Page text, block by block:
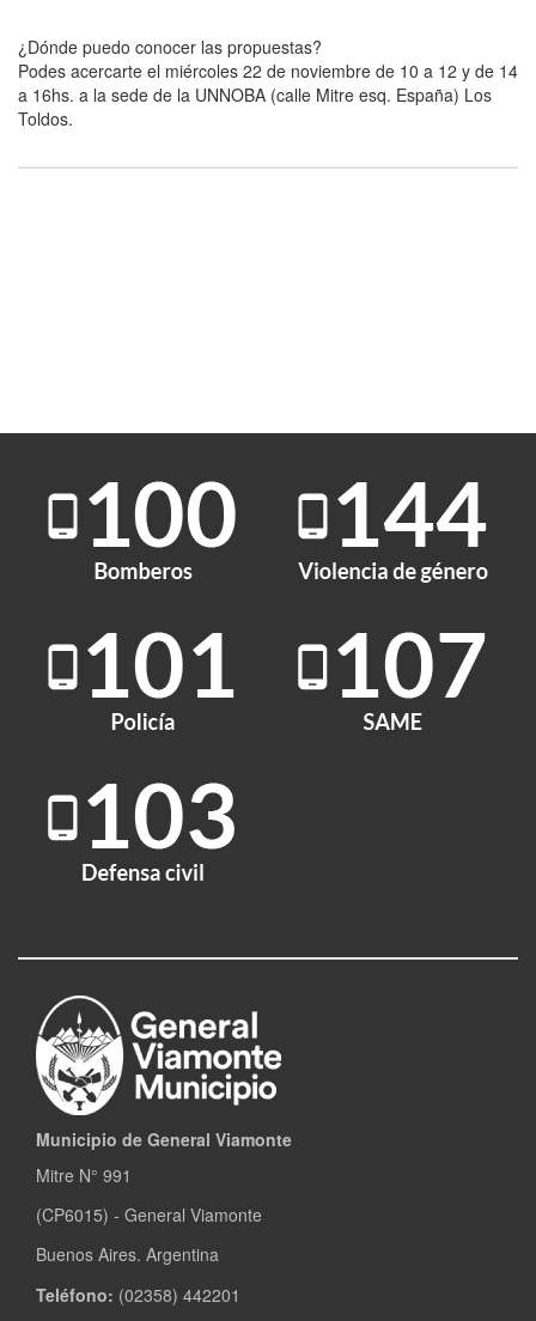
¿Dónde puedo conocer las propuestas?
Podes acercarte el miércoles 22 de noviembre de 10 a 12 y de 14
a 16hs. a la sede de la UNNOBA (calle Mitre esq. España) Los
Toldos.
Municipio de General Viamonte
Mitre N° 991
(CP6015) - General Viamonte
Buenos Aires. Argentina
Teléfono: (02358) 442201